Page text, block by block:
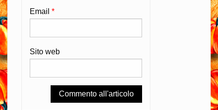
Email *
Sito web